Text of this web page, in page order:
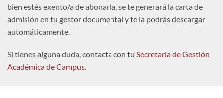
bien estés exento/a de abonarla, se te generará la carta de
admisión en tu gestor documental y te la podrás descargar
automáticamente.
Si tienes alguna duda, contacta con tu Secretaría de Gestión
Académica de Campus.